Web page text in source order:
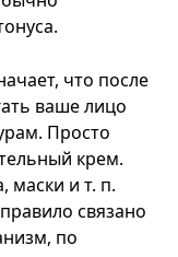
что после
ваше лицо
Просто
крем.
маски и т. п.
связано
по